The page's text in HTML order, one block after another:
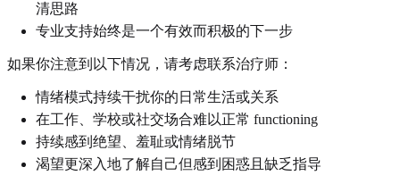
清思路
专业支持始终是一个有效而积极的下一步
如果你注意到以下情况，请考虑联系治疗师：
情绪模式持续干扰你的日常生活或关系
在工作、学校或社交场合难以正常 functioning
持续感到绝望、羞耻或情绪脱节
渴望更深入地了解自己但感到困惑且缺乏指导